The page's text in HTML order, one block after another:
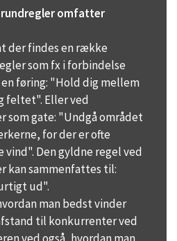
omfatter
der findes en række
som fx i forbindelse
føring: "Hold dig mellem
feltet". Eller ved
som gate: "Undgå området
for der er ofte
vind". Den gyldne regel ved
kan sammenfattes til:
ud".
man bedst vinder
til konkurrenter ved